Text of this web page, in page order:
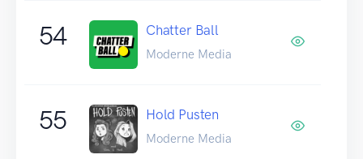
54 Chatter Ball
Moderne Media
55 Hold Pusten
Moderne Media